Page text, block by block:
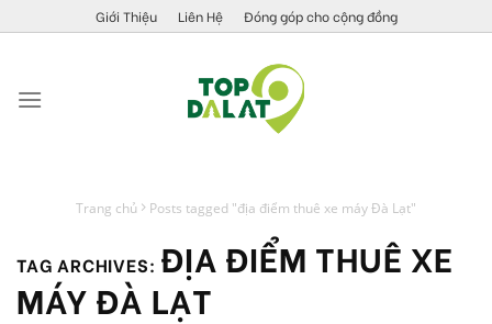
to
Giới Thiệu Liên Hệ Đóng góp cho cộng đồng
Trang chủ Posts tagged "địa điểm thuê xe máy Đà Lạt"
TAG ARCHIVES: ĐỊA ĐIỂM THUÊ XE
MÁY ĐÀ LẠT